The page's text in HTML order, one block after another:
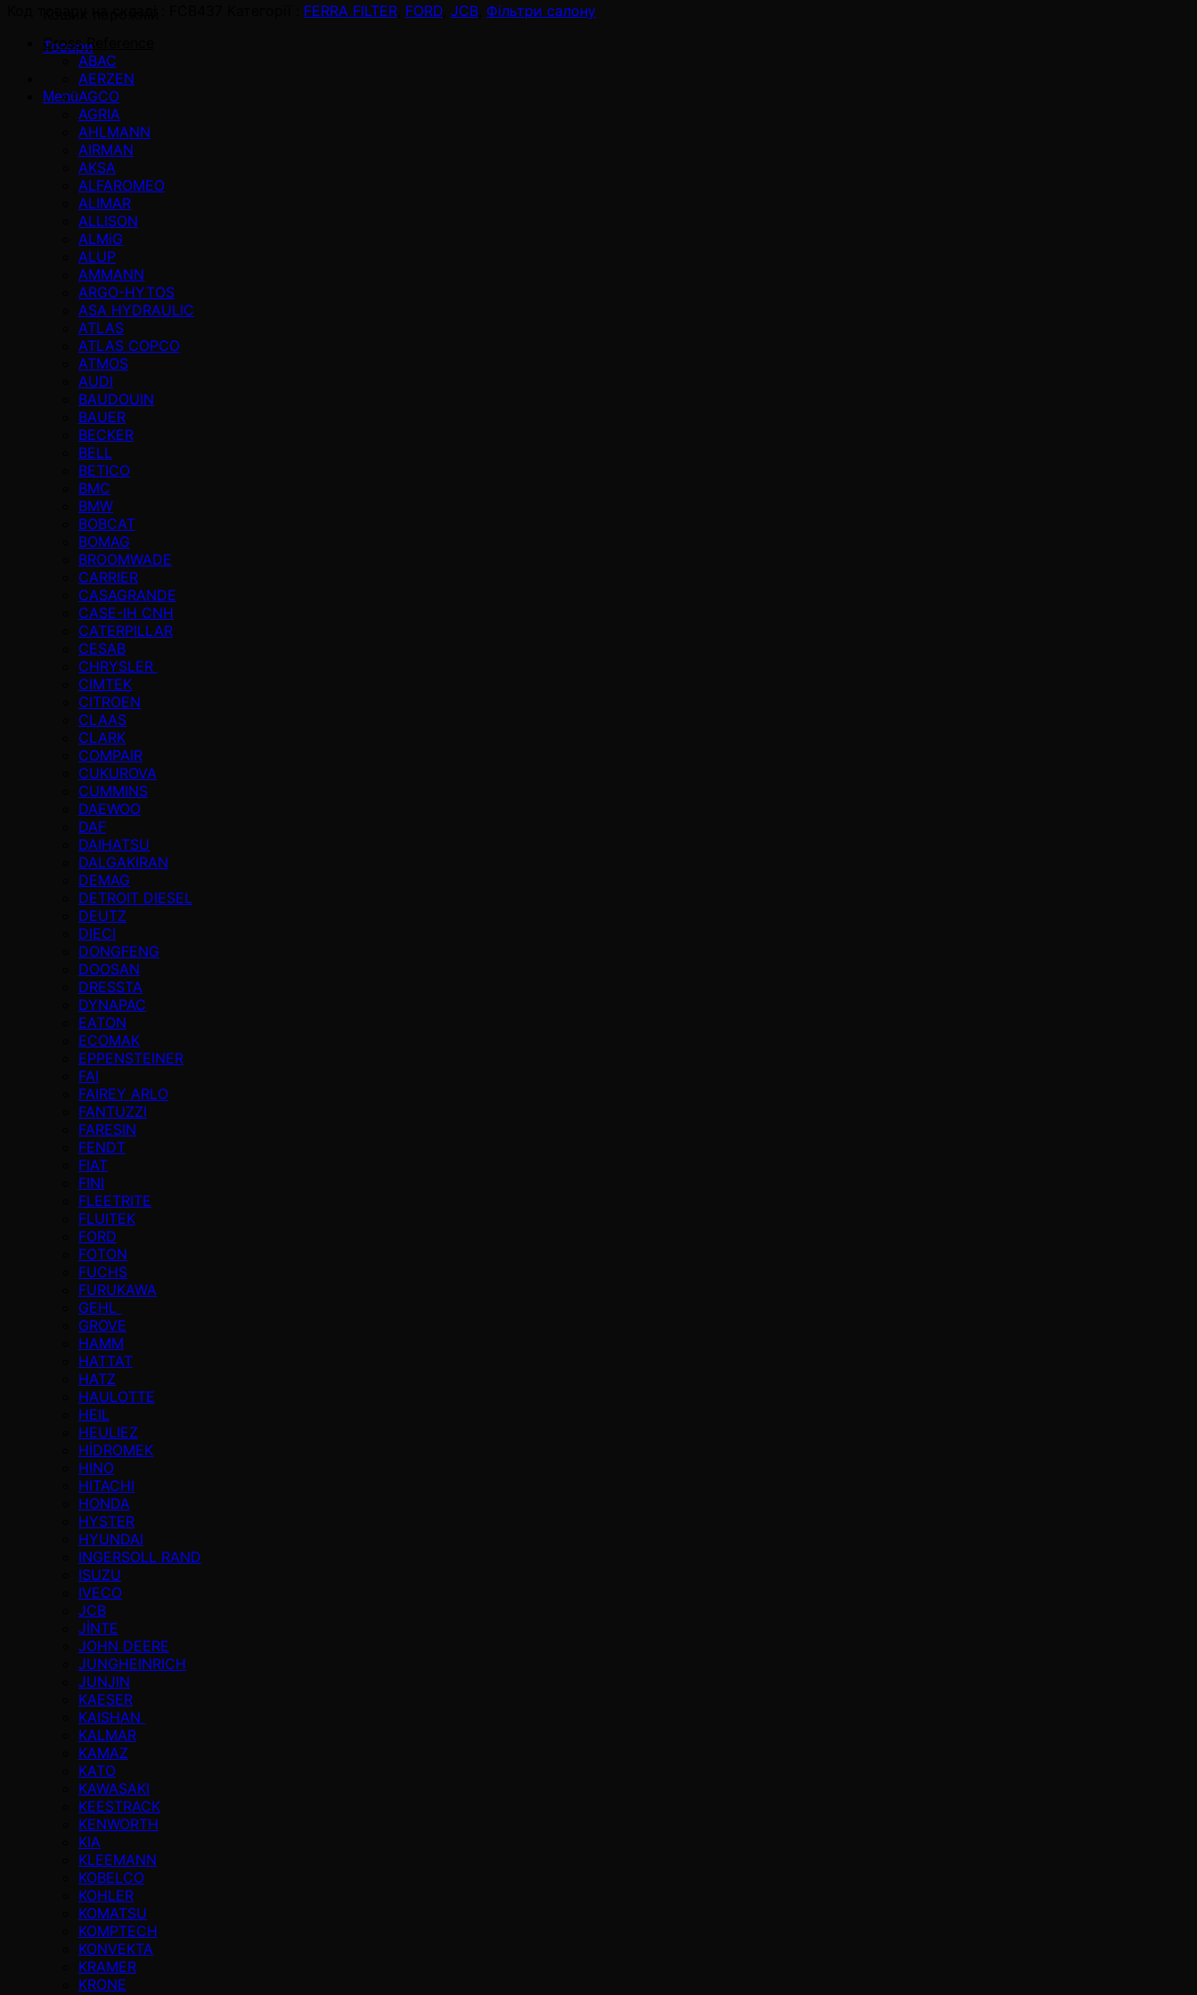
Товари
Menü
FERRA FILTER FORD JCB Фільтри салону
Cross Reference
ABAC
AERZEN
AGCO
AGRIA
AHLMANN
AIRMAN
AKSA
ALFAROMEO
ALIMAR
ALLISON
ALMiG
ALUP
AMMANN
ARGO-HYTOS
ASA HYDRAULIC
ATLAS
ATLAS COPCO
ATMOS
AUDI
BAUDOUIN
BAUER
BECKER
BELL
BETICO
BMC
BMW
BOBCAT
BOMAG
BROOMWADE
CARRIER
CASAGRANDE
CASE-IH CNH
CATERPILLAR
CESAB
CHRYSLER
CIMTEK
CITROEN
CLAAS
CLARK
COMPAIR
CUKUROVA
CUMMINS
DAEWOO
DAF
DAIHATSU
DALGAKIRAN
DEMAG
DETROIT DIESEL
DEUTZ
DIECI
DONGFENG
DOOSAN
DRESSTA
DYNAPAC
EATON
ECOMAK
EPPENSTEINER
FAI
FAIREY ARLO
FANTUZZI
FARESIN
FENDT
FIAT
FINI
FLEETRITE
FLUITEK
FORD
FOTON
FUCHS
FURUKAWA
GEHL
GROVE
HAMM
HATTAT
HATZ
HAULOTTE
HEIL
HEULIEZ
HİDROMEK
HINO
HITACHI
HONDA
HYSTER
HYUNDAI
INGERSOLL RAND
ISUZU
IVECO
JCB
JİNTE
JOHN DEERE
JUNGHEINRICH
JUNJIN
KAESER
KAISHAN
KALMAR
KAMAZ
KATO
KAWASAKI
KEESTRACK
KENWORTH
KIA
KLEEMANN
KOBELCO
KOHLER
KOMATSU
KOMPTECH
KONVEKTA
KRAMER
KRONE